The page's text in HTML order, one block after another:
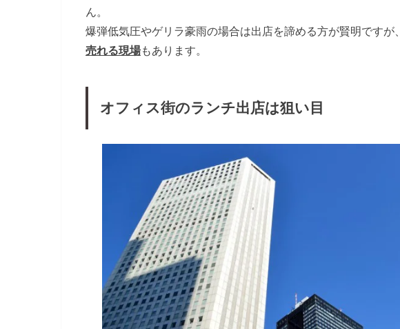
ん。
爆弾低気圧やゲリラ豪雨の場合は出店を諦める方が賢明ですが、
売れる現場もあります。
オフィス街のランチ出店は狙い目